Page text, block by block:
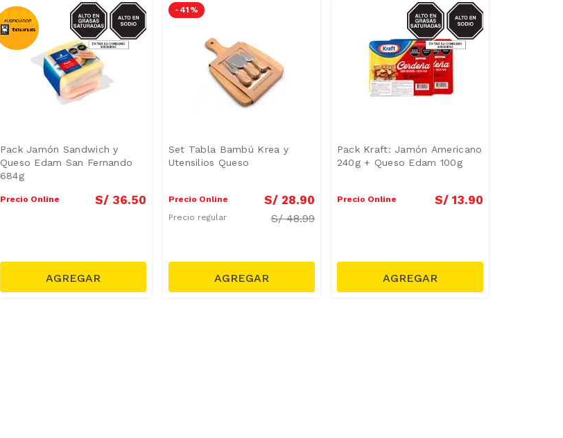
SODIO/GRASAS-
SAT
Pack Jamón Sandwich y
Queso Edam San Fernando
684g
Precio Online S/ 36.50
- 41 %
Set Tabla Bambú Krea y
Utensilios Queso
Precio Online S/ 28.90
Precio regular S/48.99
SODIO/GRASAS-
SAT
Pack Kraft: Jamón Americano
240g + Queso Edam 100g
Precio Online S/ 13.90